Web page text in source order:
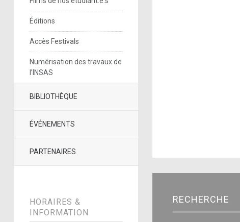
Éditions
Accès Festivals
Numérisation des travaux de
l’INSAS
BIBLIOTHÈQUE
ÉVÉNEMENTS
PARTENAIRES
HORAIRES &
INFORMATION
RECHERCHE